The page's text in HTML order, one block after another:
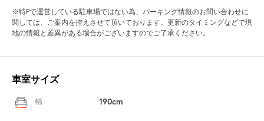
※特Pで運営している駐車場ではない為、パーキング情報のお問い合わせに
関しては、ご案内を控えさせて頂いております。更新のタイミングなどで現
地の情報と差異がある場合がございますのでご了承ください。
車室サイズ
幅 190cm